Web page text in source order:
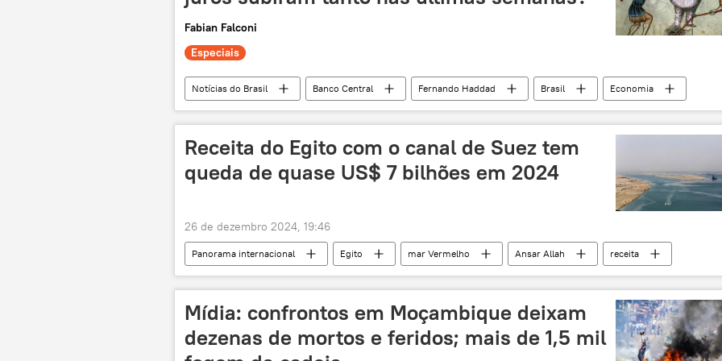
Fabian Falconi
Especiais
Notícias do Brasil Banco Central Fernando Haddad Brasil
Economia
Selic
BC Copom exclusiva produto interno bruto
juros
Receita do Egito com o canal de Suez tem
queda de quase US$ 7 bilhões em 2024
26 de dezembro 2024, 19:46
Panorama internacional Egito mar Vermelho Ansar Allah
receita
canal de Suez
Oriente Médio e África Oriente Médio Abdel Fattah al-Sisi
Mídia: confrontos em Moçambique deixam
dezenas de mortos e feridos; mais de 1,5 mil